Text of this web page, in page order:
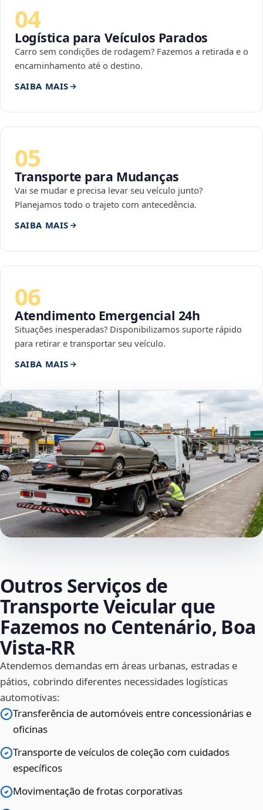
04
Logística para Veículos Parados
Carro sem condições de rodagem? Fazemos a retirada e o
encaminhamento até o destino.
SAIBA MAIS
05
Transporte para Mudanças
Vai se mudar e precisa levar seu veículo junto?
Planejamos todo o trajeto com antecedência.
SAIBA MAIS
06
Atendimento Emergencial 24h
Situações inesperadas? Disponibilizamos suporte rápido
para retirar e transportar seu veículo.
SAIBA MAIS
Outros Serviços de
Transporte Veicular que
Fazemos no Centenário, Boa
Vista‑RR
Atendemos demandas em áreas urbanas, estradas e
pátios, cobrindo diferentes necessidades logísticas
automotivas:
Transferência de automóveis entre concessionárias e
oficinas
Transporte de veículos de coleção com cuidados
específicos
Movimentação de frotas corporativas